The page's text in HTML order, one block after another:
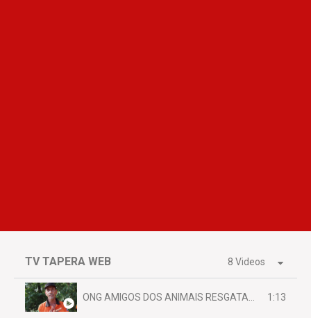
TV TAPERA WEB 8 Videos
ONG AMIGOS DOS ANIMAIS RESGATAM EMA FERIDA NA BR 070 1:13